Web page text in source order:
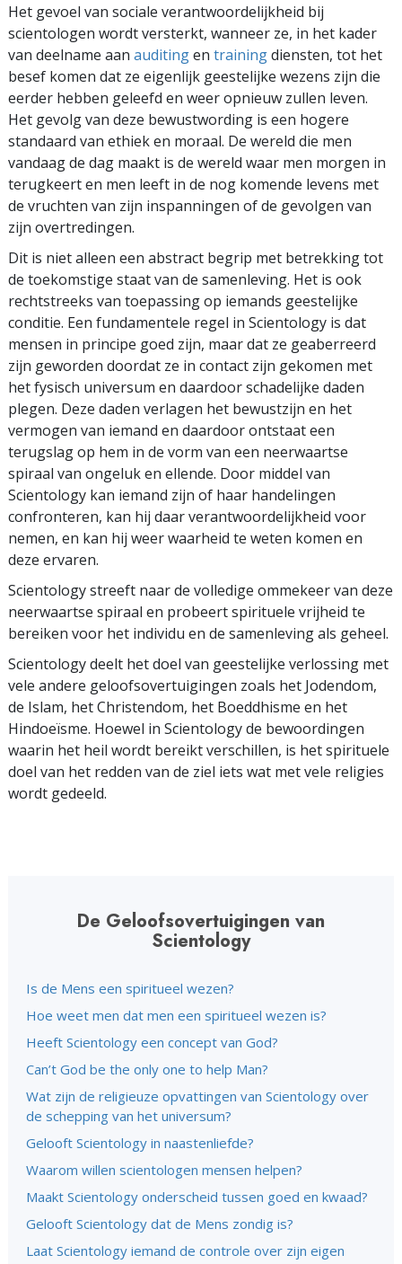
Het gevoel van sociale verantwoordelijkheid bij
scientologen wordt versterkt, wanneer ze, in het kader
van deelname aan auditingen trainingdiensten, tot het
besef komen dat ze eigenlijk geestelijke wezens zijn die
eerder hebben geleefd en weer opnieuw zullen leven.
Het gevolg van deze bewustwording is een hogere
standaard van ethiek en moraal. De wereld die men
vandaag de dag maakt is de wereld waar men morgen in
terugkeert en men leeft in de nog komende levens met
de vruchten van zijn inspanningen of de gevolgen van
zijn overtredingen.
Dit is niet alleen een abstract begrip met betrekking tot
de toekomstige staat van de samenleving. Het is ook
rechtstreeks van toepassing op iemands geestelijke
conditie. Een fundamentele regel in Scientology is dat
mensen in principe goed zijn, maar dat ze geaberreerd
zijn geworden doordat ze in contact zijn gekomen met
het fysisch universum en daardoor schadelijke daden
plegen. Deze daden verlagen het bewustzijn en het
vermogen van iemand en daardoor ontstaat een
terugslag op hem in de vorm van een neerwaartse
spiraal van ongeluk en ellende. Door middel van
Scientology kan iemand zijn of haar handelingen
confronteren, kan hij daar verantwoordelijkheid voor
nemen, en kan hij weer waarheid te weten komen en
deze ervaren.
Scientology streeft naar de volledige ommekeer van deze
neerwaartse spiraal en probeert spirituele vrijheid te
bereiken voor het individu en de samenleving als geheel.
Scientology deelt het doel van geestelijke verlossing met
vele andere geloofsovertuigingen zoals het Jodendom,
de Islam, het Christendom, het Boeddhisme en het
Hindoeïsme. Hoewel in Scientology de bewoordingen
waarin het heil wordt bereikt verschillen, is het spirituele
doel van het redden van de ziel iets wat met vele religies
wordt gedeeld.
De Geloofsovertuigingen van
Scientology
Is de Mens een spiritueel wezen?
Hoe weet men dat men een spiritueel wezen is?
Heeft Scientology een concept van God?
Can’t God be the only one to help Man?
Wat zijn de religieuze opvattingen van Scientology over
de schepping van het universum?
Gelooft Scientology in naastenliefde?
Waarom willen scientologen mensen helpen?
Maakt Scientology onderscheid tussen goed en kwaad?
Gelooft Scientology dat de Mens zondig is?
Laat Scientology iemand de controle over zijn eigen